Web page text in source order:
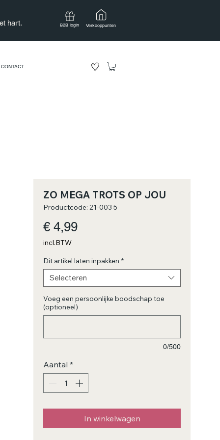
hart.
Verkooppunten
B2B login
CONTACT
ZO MEGA TROTS OP JOU
Productcode: 21-003 5
€ 4,99Prijs
incl.BTW
Dit artikel laten inpakken *
Selecteren
Voeg een persoonlijke boodschap toe
(optioneel)
0/500
Aantal *
In winkelwagen